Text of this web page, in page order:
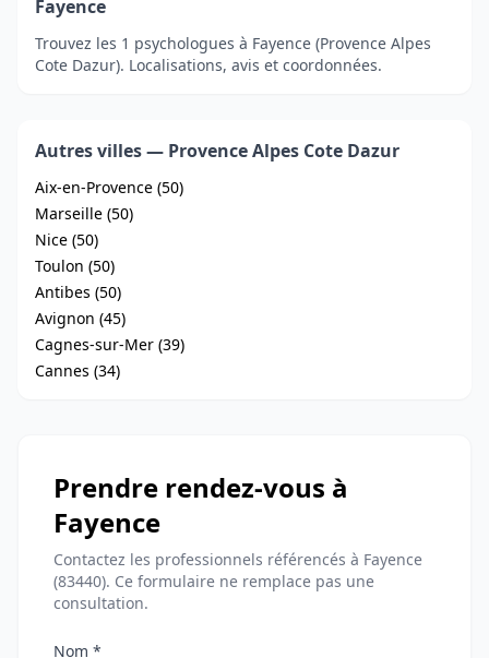
Fayence
Trouvez les 1 psychologues à Fayence (Provence Alpes
Cote Dazur). Localisations, avis et coordonnées.
Autres villes — Provence Alpes Cote Dazur
Aix-en-Provence (50)
Marseille (50)
Nice (50)
Toulon (50)
Antibes (50)
Avignon (45)
Cagnes-sur-Mer (39)
Cannes (34)
Prendre rendez-vous à
Fayence
Contactez les professionnels référencés à Fayence
(83440). Ce formulaire ne remplace pas une
consultation.
Nom *